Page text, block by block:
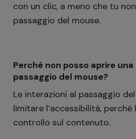
con un clic, a meno che tu
passaggio del mouse.
Perché non posso aprire
passaggio del mouse?
Le interazioni al passaggio
limitare l’accessibilità, perché
controllo sul contenuto.